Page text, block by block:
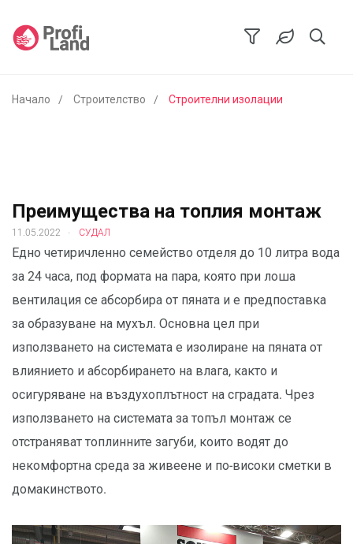
Начало Строителство Строителни изолации
Преимущества на топлия монтаж
11.05.2022 . СУДАЛ
Едно четиричленно семейство отделя до 10 литра вода
за 24 часа, под формата на пара, която при лоша
вентилация се абсорбира от пяната и е предпоставка
за образуване на мухъл. Основна цел при
използването на системата е изолиране на пяната от
влиянието и абсорбирането на влага, както и
осигуряване на въздухоплътност на сградата. Чрез
използването на системата за топъл монтаж се
отстраняват топлинните загуби, които водят до
некомфортна среда за живеене и по-високи сметки в
домакинството.